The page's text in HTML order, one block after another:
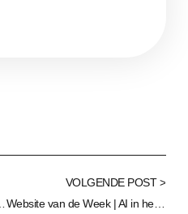
VOLGENDE POST >
Website van de Week | AI in het onderwijs | van hype naar praktische impact